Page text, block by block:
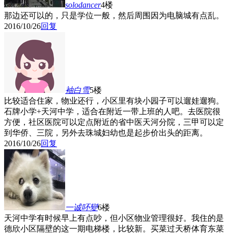
solodancer4楼
那边还可以的，只是学位一般，然后周围因为电脑城有点乱。
2016/10/26回复
袖白雪5楼
比较适合住家，物业还行，小区里有块小园子可以遛娃遛狗。
石牌小学+天河中学，适合在附近一带上班的人吧。去医院很
方便，社区医院可以定点附近的省中医天河分院，三甲可以定
到华侨、三院，另外去珠城妇幼也是起步价出头的距离。
2016/10/26回复
一诚吥變6楼
天河中学有时候早上有点吵，但小区物业管理很好。我住的是
德欣小区隔壁的这一期电梯楼，比较新。买菜过天桥体育东菜